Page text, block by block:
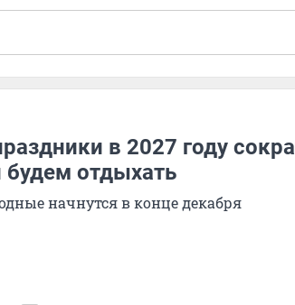
в 2027 году
будем отдыхать
начнутся в конце декабря